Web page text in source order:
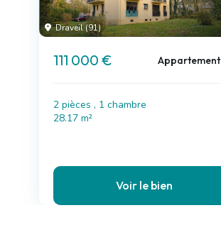
Draveil (91)
111 000 € Appartement
2 pièces , 1 chambre
28.17 m²
Voir le bien